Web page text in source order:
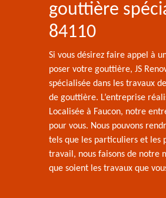
gouttière
84110
Si vous désirez faire appel à
poser votre gouttière, JS
spécialisée dans les travaux
de gouttière. L’entreprise
Localisée à Faucon, notre
pour vous. Nous pouvons
tels que les particuliers et les
travail, nous faisons de notre
que soient les travaux que